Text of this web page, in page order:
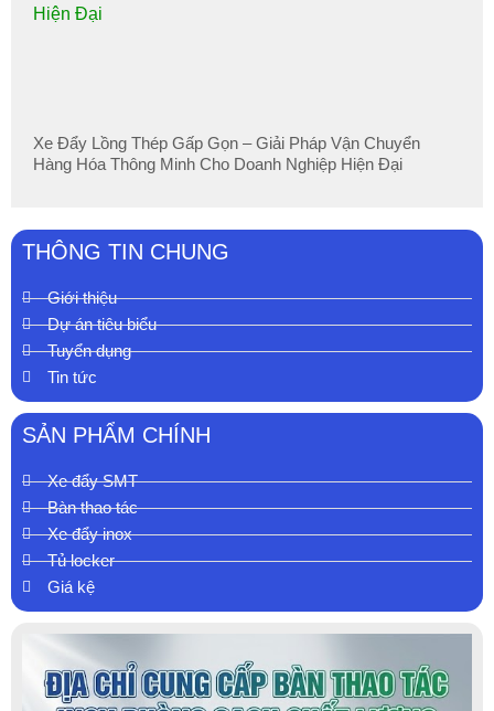
Xe Đẩy Lồng Thép Gấp Gọn – Giải Pháp Vận Chuyển
Hàng Hóa Thông Minh Cho Doanh Nghiệp Hiện Đại
THÔNG TIN CHUNG
Giới thiệu
Dự án tiêu biểu
Tuyển dụng
Tin tức
SẢN PHẨM CHÍNH
Xe đẩy SMT
Bàn thao tác
Xe đẩy inox
Tủ locker
Giá kệ